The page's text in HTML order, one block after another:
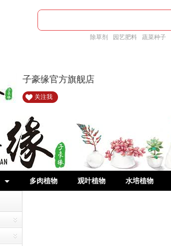
除草剂 园艺肥料 蔬菜种子
子豪缘官方旗舰店
关注我
多肉植物 观叶植物 水培植物